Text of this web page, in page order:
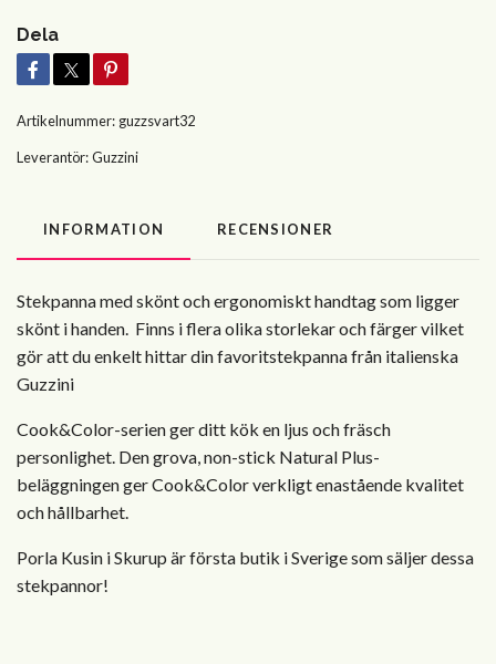
Dela
Artikelnummer: guzzsvart32
Leverantör:Guzzini
INFORMATION RECENSIONER
Stekpanna med skönt och ergonomiskt handtag som ligger
skönt i handen. Finns i flera olika storlekar och färger vilket
gör att du enkelt hittar din favoritstekpanna från italienska
Guzzini
Cook&Color-serien ger ditt kök en ljus och fräsch
personlighet. Den grova, non-stick Natural Plus-
beläggningen ger Cook&Color verkligt enastående kvalitet
och hållbarhet.
Porla Kusin i Skurup är första butik i Sverige som säljer dessa
stekpannor!